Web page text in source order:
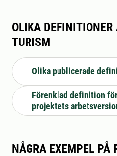
OLIKA DEFINITIONER
TURISM
Olika publicerade
Förenklad definition
projektets
NÅGRA EXEMPEL PÅ